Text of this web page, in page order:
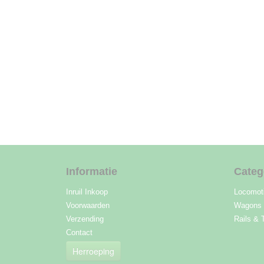
Informatie
Inruil Inkoop
Voorwaarden
Verzending
Contact
Herroeping
Wagons
Rails &